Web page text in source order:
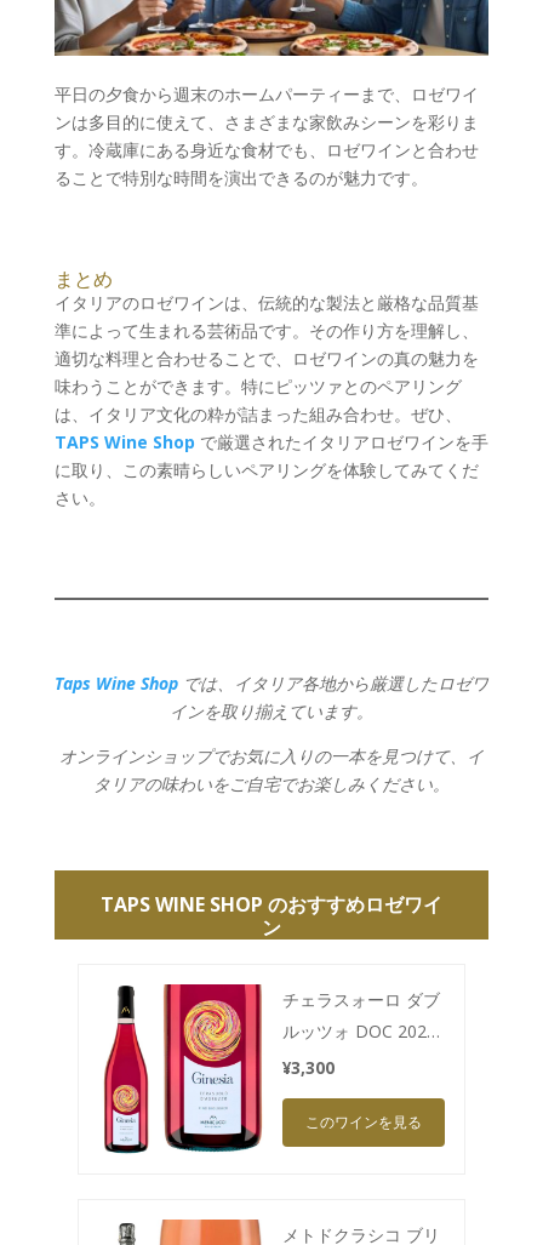
平日の夕食から週末のホームパーティーまで、ロゼワイ
ンは多目的に使えて、さまざまな家飲みシーンを彩りま
す。冷蔵庫にある身近な食材でも、ロゼワインと合わせ
ることで特別な時間を演出できるのが魅力です。
まとめ
イタリアのロゼワインは、伝統的な製法と厳格な品質基
準によって生まれる芸術品です。その作り方を理解し、
適切な料理と合わせることで、ロゼワインの真の魅力を
味わうことができます。特にピッツァとのペアリング
は、イタリア文化の粋が詰まった組み合わせ。ぜひ、
TAPS Wine Shop で厳選されたイタリアロゼワインを手
に取り、この素晴らしいペアリングを体験してみてくだ
さい。
Taps Wine Shop では、イタリア各地から厳選したロゼワ
インを取り揃えています。
オンラインショップでお気に入りの一本を見つけて、イ
タリアの味わいをご自宅でお楽しみください。
TAPS WINE SHOP のおすすめロゼワイ
ン
チェラスォーロ ダブ
ルッツォ DOC 2023
"GINESIA"
¥3,300
このワインを見る
メトドクラシコ ブリ